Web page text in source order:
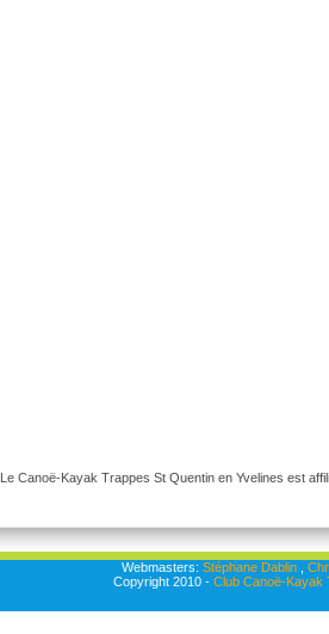
Le Canoë-Kayak Trappes St Quentin en Yvelines est
Webmasters: Stéphane Dablin,
Copyright 2010 - Club Canoë-Kayak